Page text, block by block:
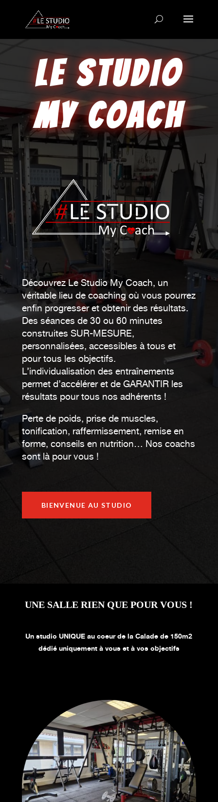
LE STUDIO
MY COACH
Découvrez Le Studio My Coach, un
véritable lieu de coaching où vous pourrez
enfin progresser et obtenir des résultats.
Des séances de 30 ou 60 minutes
construites SUR-MESURE,
personnalisées, accessibles à tous et
pour tous les objectifs.
L’individualisation des entraînements
permet d’accélérer et de GARANTIR les
résultats pour tous nos adhérents !
Perte de poids, prise de muscles,
tonification, raffermissement, remise en
forme, conseils en nutrition… Nos coachs
sont là pour vous !
BIENVENUE AU STUDIO
UNE SALLE RIEN QUE POUR VOUS !
Un studio UNIQUE au coeur de la Calade de 150m2
dédié uniquement à vous et à vos objectifs